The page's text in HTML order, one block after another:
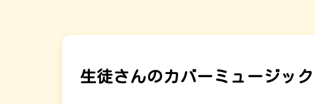
生徒さんのカバーミュージッ